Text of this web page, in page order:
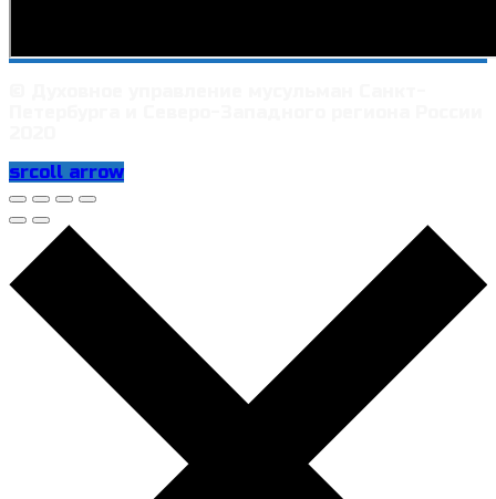
srcoll arrow